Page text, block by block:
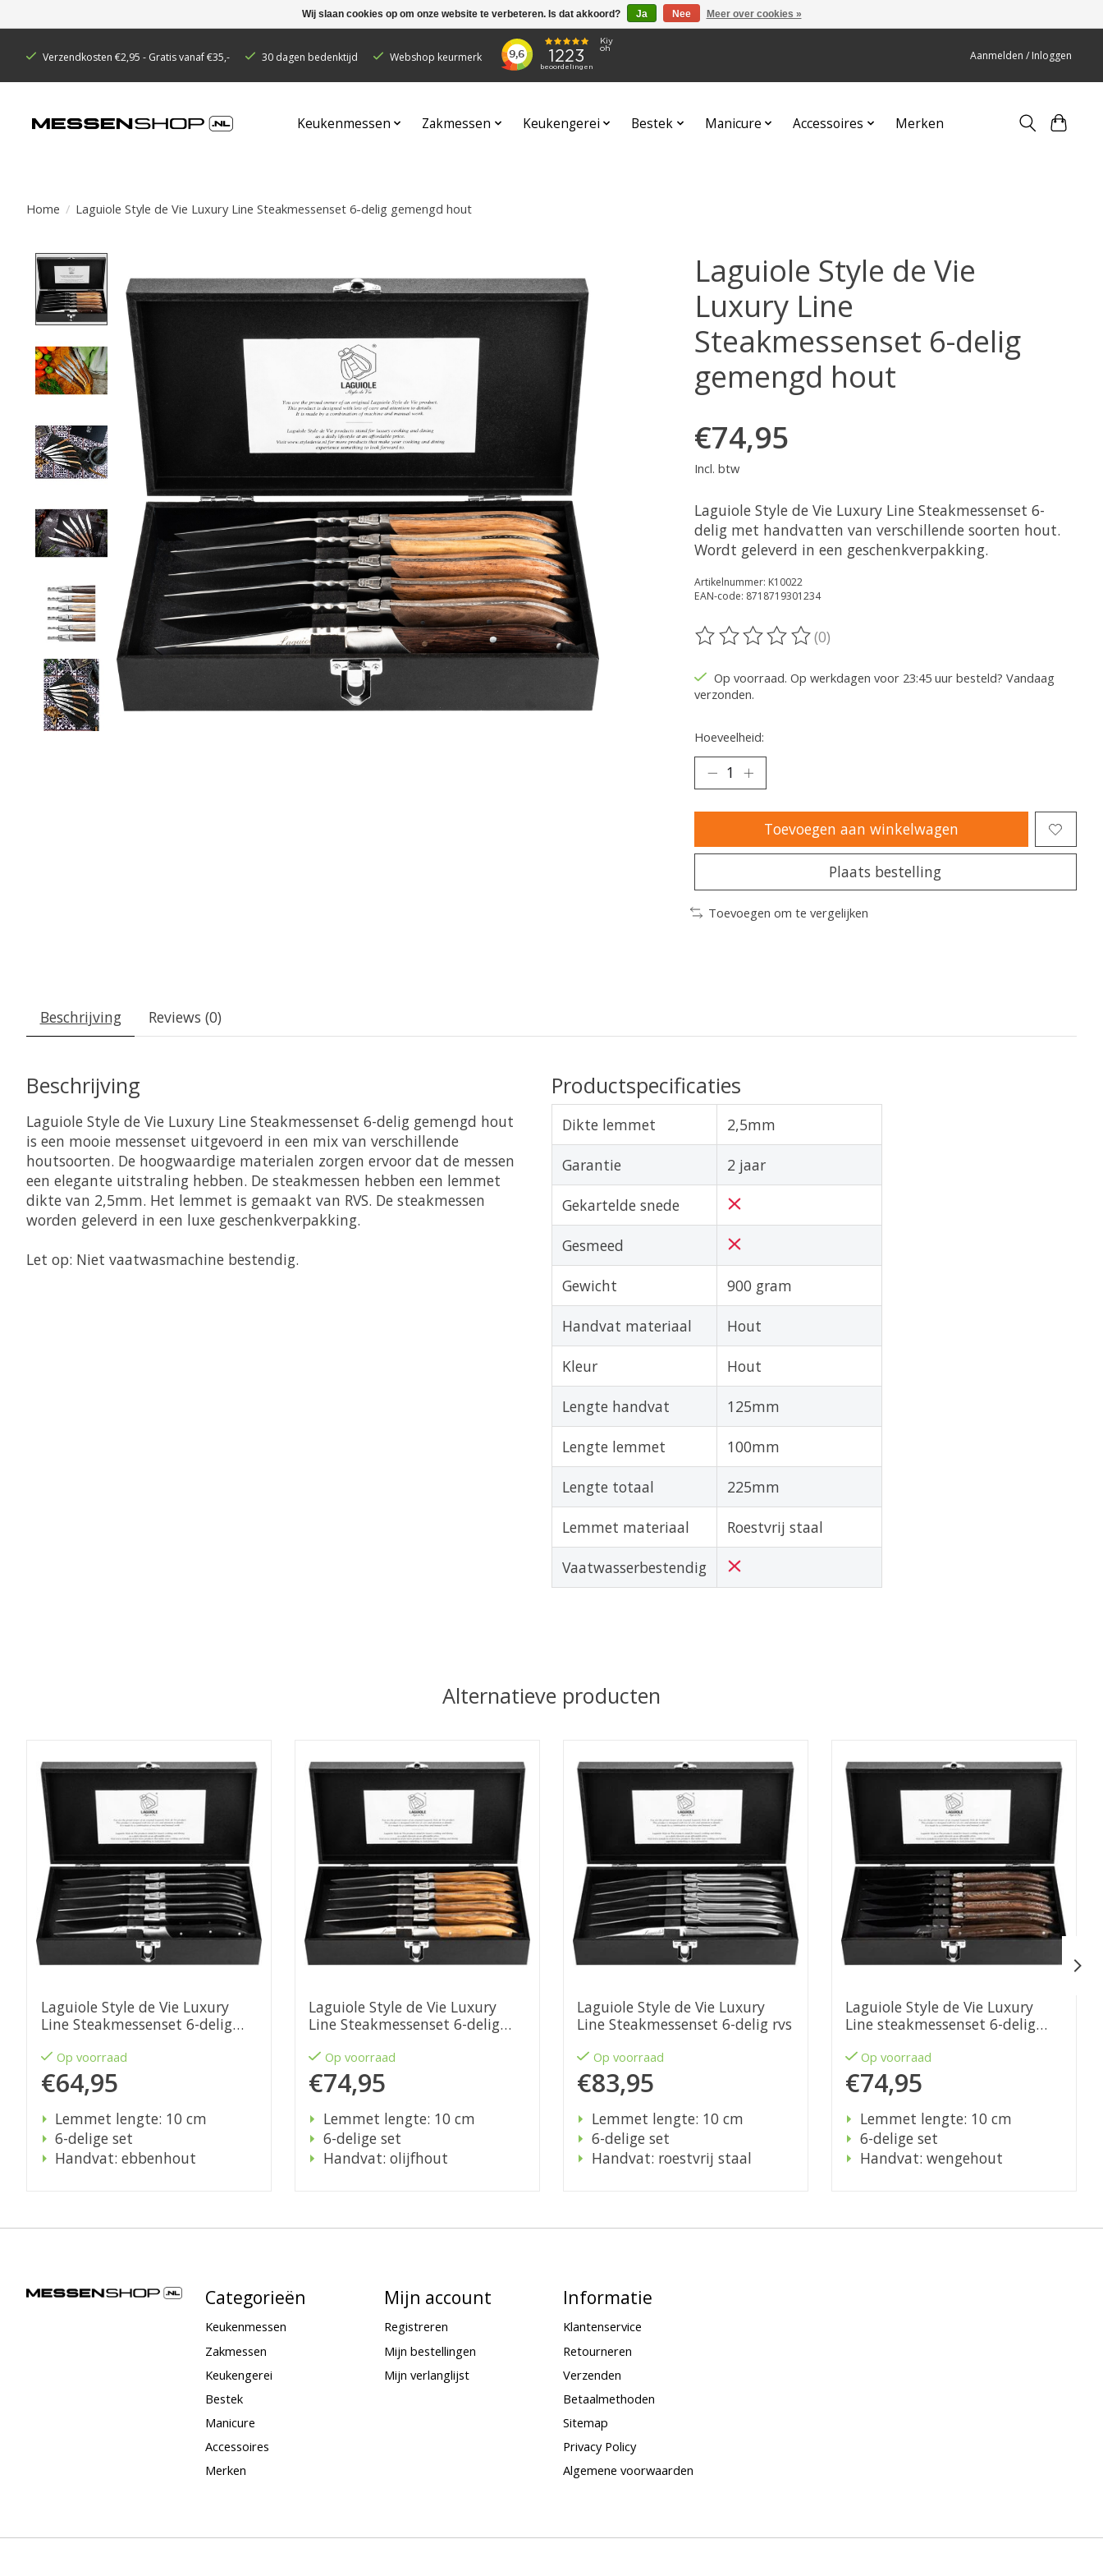
Verzendkosten €2,95 - Gratis vanaf €35,- 30 dagen bedenktijd Webshop keurmerk Aanmelden / Inloggen
Keukenmessen Zakmessen Keukengerei Bestek Manicure Accessoires Merken
Home / Laguiole Style de Vie Luxury Line Steakmessenset 6-delig gemengd hout
Laguiole Style de Vie
Luxury Line
Steakmessenset 6-delig
gemengd hout
€74,95
Incl. btw
Laguiole Style de Vie Luxury Line Steakmessenset 6-
delig met handvatten van verschillende soorten hout.
Wordt geleverd in een geschenkverpakking.
Artikelnummer: K10022
EAN-code: 8718719301234
De beoordeling van dit product is
(0)
Op voorraad. Op werkdagen voor 23:45 uur besteld? Vandaag
verzonden.
Hoeveelheid:
Toevoegen aan winkelwagen
Plaats bestelling
Toevoegen om te vergelijken
Beschrijving Reviews (0)
Beschrijving
Laguiole Style de Vie Luxury Line Steakmessenset 6-delig gemengd hout
is een mooie messenset uitgevoerd in een mix van verschillende
houtsoorten. De hoogwaardige materialen zorgen ervoor dat de messen
een elegante uitstraling hebben. De steakmessen hebben een lemmet
dikte van 2,5mm. Het lemmet is gemaakt van RVS. De steakmessen
worden geleverd in een luxe geschenkverpakking.
Let op: Niet vaatwasmachine bestendig.
Productspecificaties
Dikte lemmet 2,5mm
Garantie 2 jaar
Gekartelde snede
Gesmeed
Gewicht 900 gram
Handvat materiaal Hout
Kleur Hout
Lengte handvat 125mm
Lengte lemmet 100mm
Lengte totaal 225mm
Lemmet materiaal Roestvrij staal
Vaatwasserbestendig
Alternatieve producten
Laguiole Style de Vie Luxury
Line Steakmessenset 6-delig
Op voorraad
€64,95
Lemmet lengte: 10 cm
6-delige set
Handvat: ebbenhout
Laguiole Style de Vie Luxury
Line Steakmessenset 6-delig
Op voorraad
€74,95
Lemmet lengte: 10 cm
6-delige set
Handvat: olijfhout
Laguiole Style de Vie Luxury
Line Steakmessenset 6-delig rvs
Op voorraad
€83,95
Lemmet lengte: 10 cm
6-delige set
Handvat: roestvrij staal
Laguiole Style de Vie Luxury
Line steakmessenset 6-delig
Op voorraad
€74,95
Lemmet lengte: 10 cm
6-delige set
Handvat: wengehout
Categorieën
Keukenmessen
Zakmessen
Keukengerei
Bestek
Manicure
Accessoires
Merken
Mijn account
Registreren
Mijn bestellingen
Mijn verlanglijst
Informatie
Klantenservice
Retourneren
Verzenden
Betaalmethoden
Sitemap
Privacy Policy
Algemene voorwaarden
Wij slaan cookies op om onze website te verbeteren. Is dat akkoord? Ja Nee Meer over cookies »